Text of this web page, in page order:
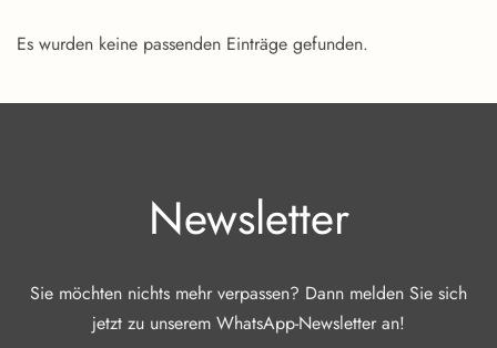
Es wurden keine passenden Einträge gefunden.
Newsletter
Sie möchten nichts mehr verpassen? Dann melden Sie sich
jetzt zu unserem WhatsApp-Newsletter an!